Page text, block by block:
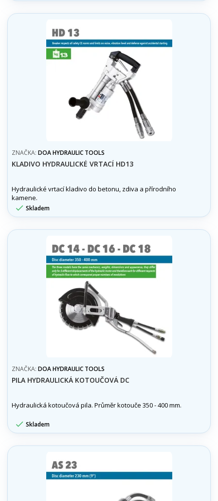
ZNAČKA: DOA HYDRAULIC TOOLS
KLADIVO HYDRAULICKÉ VRTACÍ HD13
Hydraulické vrtací kladivo do betonu, zdiva a přírodního
kamene.
 Skladem
ZNAČKA: DOA HYDRAULIC TOOLS
PILA HYDRAULICKÁ KOTOUČOVÁ DC
Hydraulická kotoučová pila. Průměr kotouče 350 - 400 mm.
 Skladem